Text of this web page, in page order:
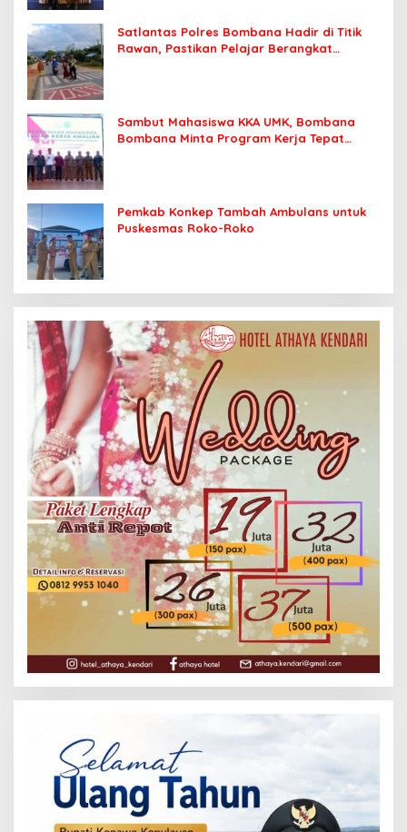
Satlantas Polres Bombana Hadir di Titik
Rawan, Pastikan Pelajar Berangkat
Sambut Mahasiswa KKA UMK, Bombana
Bombana Minta Program Kerja Tepat
Pemkab Konkep Tambah Ambulans untuk
Puskesmas Roko-Roko